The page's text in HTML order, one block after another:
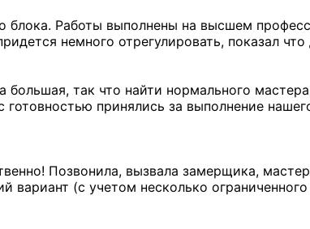
блока. Работы выполнены на высшем
немного отрегулировать, показал
так что найти нормального
принялись за выполнение
Позвонила, вызвала замерщика,
вариант (с учетом несколько